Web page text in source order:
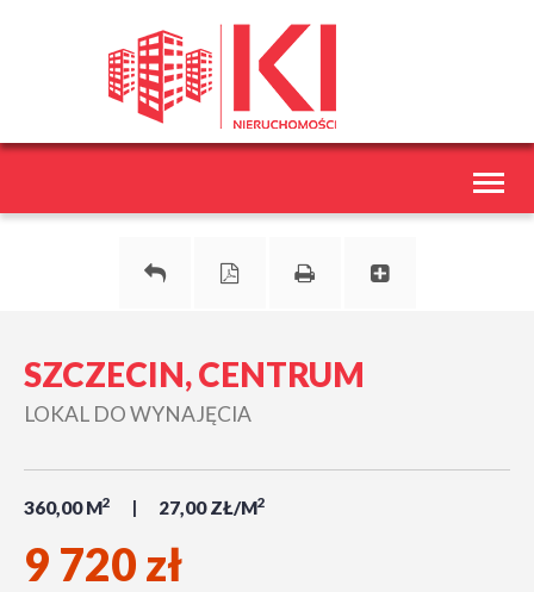
SZCZECIN, CENTRUM
LOKAL DO WYNAJĘCIA
360,00 M2 27,00 ZŁ/M2
9 720 zł